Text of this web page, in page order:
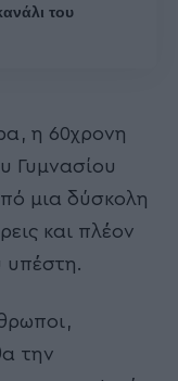
του
η 60χρονη
Γυμνασίου
μια δύσκολη
και πλέον
υπέστη.
την